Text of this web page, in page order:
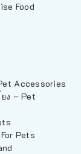
Food
Accessories
ง – Pet
Pets